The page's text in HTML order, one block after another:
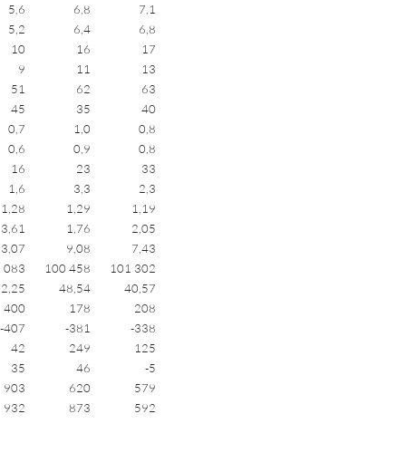
5,6 6,8
7,1
5,2 6,4
6,8
10 16
17
9 11
13
51 62
63
45 35
40
0,7 1,0
0,8
0,6 0,9
0,8
16 23
33
1,6 3,3
2,3
1,28 1,29
1,19
3,61 1,76
2,05
9,08
7,43
083 100 458
101 302
48,54
40,57
400 178
208
-407 -381
-338
42 249
125
35 46
-5
903 620
579
932 873 592